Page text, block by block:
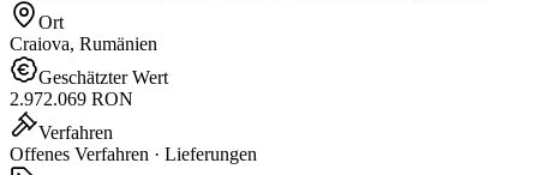
Ort
Craiova, Rumänien
Geschätzter Wert
2.972.069 RON
Verfahren
Offenes Verfahren · Lieferungen